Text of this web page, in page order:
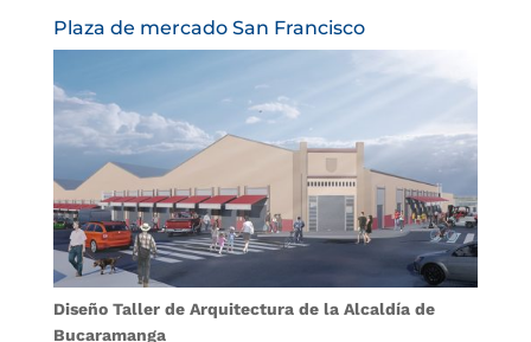
Plaza de mercado San Francisco
Diseño Taller de Arquitectura de la Alcaldía de
Bucaramanga